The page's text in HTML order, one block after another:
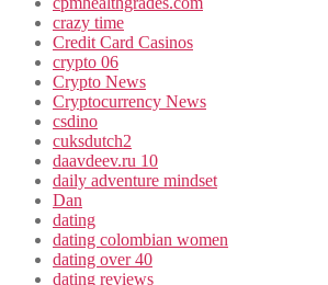
crazy time
Credit Card Casinos
crypto 06
Crypto News
Cryptocurrency News
csdino
cuksdutch2
daavdeev.ru 10
daily adventure mindset
Dan
dating
dating colombian women
dating over 40
dating reviews